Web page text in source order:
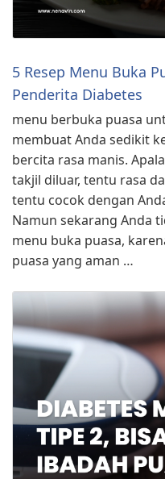
5 Resep Menu Buka
Penderita Diabetes
menu berbuka puasa
membuat Anda sedikit
bercita rasa manis.
takjil diluar, tentu rasa
tentu cocok dengan
Namun sekarang Anda
menu buka puasa,
puasa yang aman …